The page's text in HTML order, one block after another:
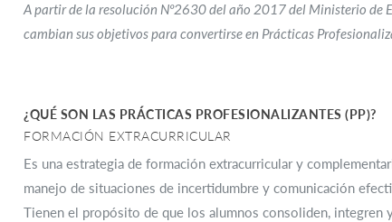
A partir de la resolución Nº2630 del año 2017 del Ministerio de
cambian sus objetivos para convertirse en Prácticas
¿QUÉ SON LAS PRÁCTICAS PROFESIONALIZANTES (PP)?
FORMACIÓN EXTRACURRICULAR
Es una estrategia de formación extracurricular y
manejo de situaciones de incertidumbre y comunicación
Tienen el propósito de que los alumnos consoliden, integren